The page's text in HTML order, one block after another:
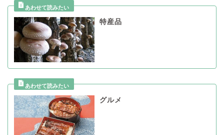
特産品
グルメ